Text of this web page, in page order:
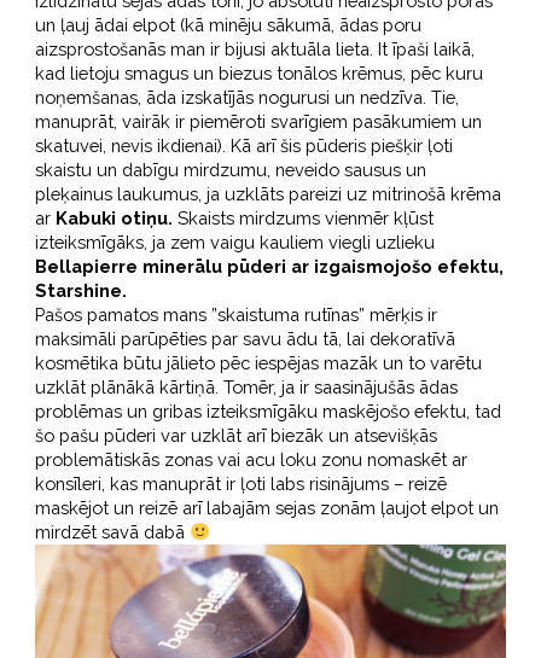
un ļauj ādai elpot (kā minēju sākumā, ādas poru
aizsprostošanās man ir bijusi aktuāla lieta. It īpaši laikā,
kad lietoju smagus un biezus tonālos krēmus, pēc kuru
noņemšanas, āda izskatījās nogurusi un nedzīva. Tie,
manuprāt, vairāk ir piemēroti svarīgiem pasākumiem un
skatuvei, nevis ikdienai). Kā arī šis pūderis piešķir ļoti
skaistu un dabīgu mirdzumu, neveido sausus un
pleķainus laukumus, ja uzklāts pareizi uz mitrinošā krēma
ar Kabuki otiņu. Skaists mirdzums vienmēr kļūst
izteiksmīgāks, ja zem vaigu kauliem viegli uzlieku
Bellapierre minerālu pūderi ar izgaismojošo efektu,
Starshine.
Pašos pamatos mans ”skaistuma rutīnas” mērķis ir
maksimāli parūpēties par savu ādu tā, lai dekoratīvā
kosmētika būtu jālieto pēc iespējas mazāk un to varētu
uzklāt plānākā kārtiņā. Tomēr, ja ir saasinājušās ādas
problēmas un gribas izteiksmīgāku maskējošo efektu, tad
šo pašu pūderi var uzklāt arī biezāk un atsevišķās
problemātiskās zonas vai acu loku zonu nomaskēt ar
konsīleri, kas manuprāt ir ļoti labs risinājums – reizē
maskējot un reizē arī labajām sejas zonām ļaujot elpot un
mirdzēt savā dabā